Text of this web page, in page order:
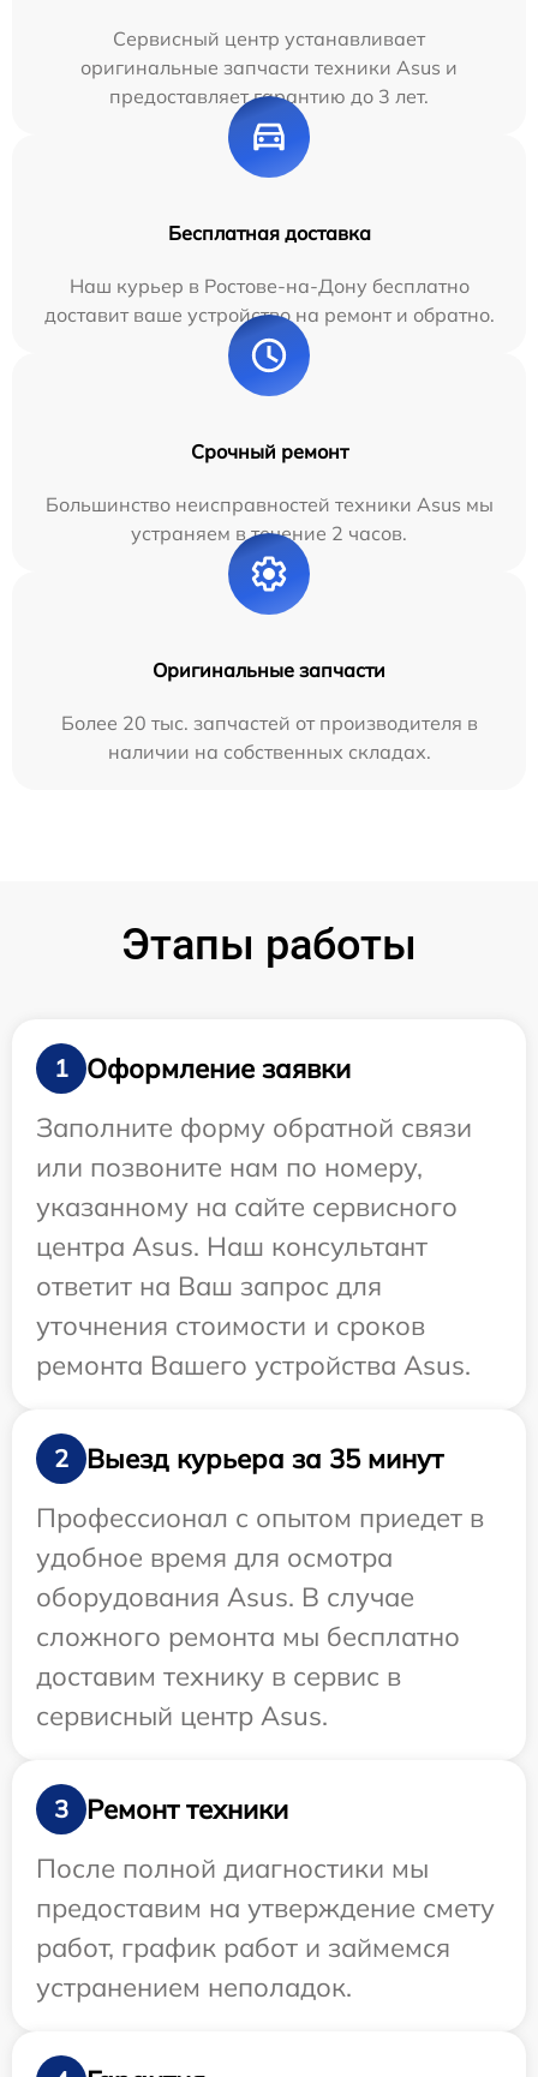
Сервисный центр устанавливает
оригинальные запчасти техники Asus и
предоставляет гарантию до 3 лет.
Бесплатная доставка
Наш курьер в Ростове-на-Дону бесплатно
доставит ваше устройство на ремонт и обратно.
Срочный ремонт
Большинство неисправностей техники Asus мы
устраняем в течение 2 часов.
Оригинальные запчасти
Более 20 тыс. запчастей от производителя в
наличии на собственных складах.
Этапы работы
1
Оформление заявки
Заполните форму обратной связи
или позвоните нам по номеру,
указанному на сайте сервисного
центра Asus. Наш консультант
ответит на Ваш запрос для
уточнения стоимости и сроков
ремонта Вашего устройства Asus.
2
Выезд курьера за 35 минут
Профессионал с опытом приедет в
удобное время для осмотра
оборудования Asus. В случае
сложного ремонта мы бесплатно
доставим технику в сервис в
сервисный центр Asus.
3
Ремонт техники
После полной диагностики мы
предоставим на утверждение смету
работ, график работ и займемся
устранением неполадок.